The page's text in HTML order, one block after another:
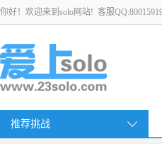
你好！欢迎来到solo网站! 客服
推荐挑战